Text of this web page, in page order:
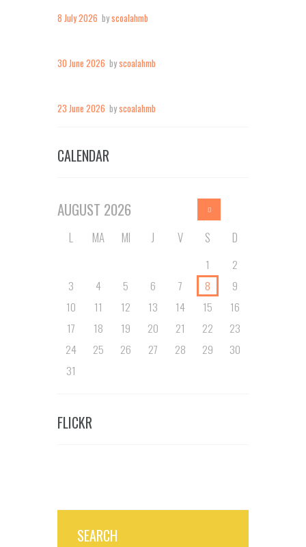
8 July 2026 byscoalahmb
30 June 2026 byscoalahmb
23 June 2026 byscoalahmb
CALENDAR
AUGUST 2026
L MA MI J V S D
1
2
3
4 5 6 7 8
9
10
11 12 13 14 15
16
17
18 19 20 21 22
23
24
25 26 27 28 29
30
31
FLICKR
SEARCH